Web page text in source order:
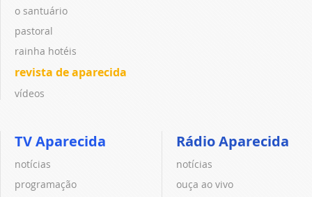
o santuário
pastoral
rainha hotéis
revista de aparecida
vídeos
TV Aparecida
notícias
programação
Rádio Aparecida
notícias
ouça ao vivo